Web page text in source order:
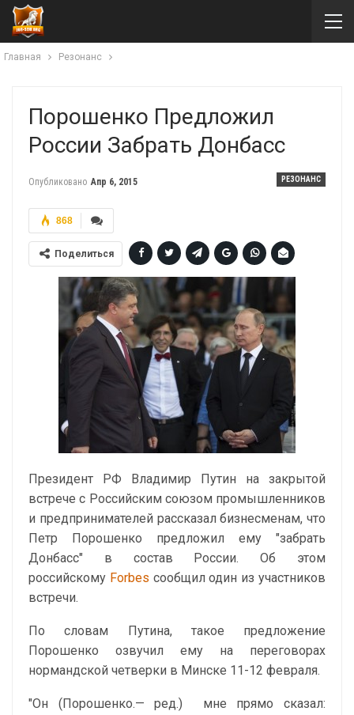
Главная Резонанс
Порошенко Предложил
России Забрать Донбасс
РЕЗОНАНС
Опубликовано Апр 6, 2015
868
Поделиться
Президент РФ Владимир Путин на закрытой
встрече с Российским союзом промышленников
и предпринимателей рассказал бизнесменам, что
Петр Порошенко предложил ему "забрать
Донбасс" в состав России. Об этом
российскому Forbes сообщил один из участников
встречи.
По словам Путина, такое предложение
Порошенко озвучил ему на переговорах
нормандской четверки в Минске 11-12 февраля.
"Он (Порошенко.— ред.) мне прямо сказал: